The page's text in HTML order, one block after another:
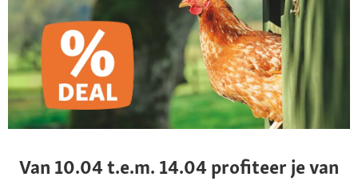
Van 10.04 t.e.m. 14.04 profiteer je van